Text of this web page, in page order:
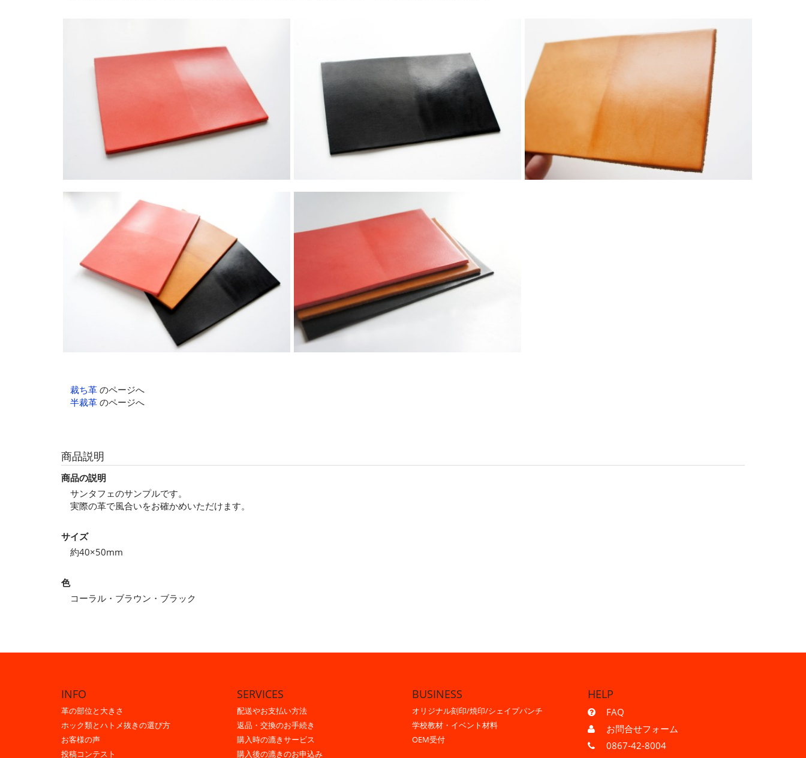
裁ち革 のページへ
半裁革 のページへ
商品説明
商品の説明
サンタフェのサンプルです。
実際の革で風合いをお確かめいただけます。
サイズ
約40×50mm
色
コーラル・ブラウン・ブラック
INFO
革の部位と大きさ
ホック類とハトメ抜きの選び方
お客様の声
投稿コンテスト
SERVICES
配送やお支払い方法
返品・交換のお手続き
購入時の漉きサービス
購入後の漉きのお申込み
BUSINESS
オリジナル刻印/焼印/シェイプパンチ
学校教材・イベント材料
OEM受付
HELP
FAQ
お問合せフォーム
0867-42-8004